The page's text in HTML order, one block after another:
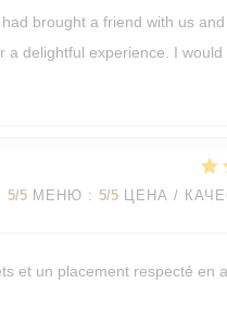
brought a friend with us
a delightful experience. I would
5/5 МЕНЮ : 5/5 ЦЕНА /
et un placement respecté en